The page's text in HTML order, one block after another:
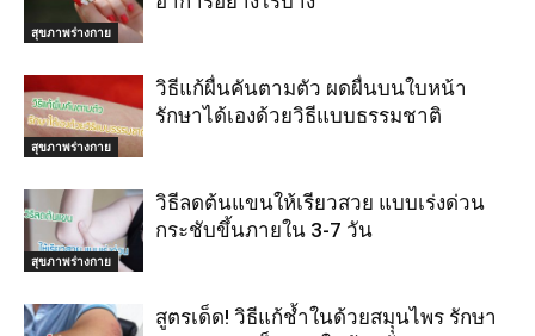
สุขภาพร่างกาย
สุขภาพร่างกาย
วิธีแก้ผื่นคันตามตัว ผดผื่นบนใบหน้า
รักษาได้เองด้วยวิธีแบบธรรมชาติ
สุขภาพร่างกาย
วิธีลดต้นแขนให้เรียวสวย แบบเร่งด่วน
กระชับขึ้นภายใน 3-7 วัน
สูตรเด็ด! วิธีแก้ช้ำในด้วยสมุุนไพร รักษา